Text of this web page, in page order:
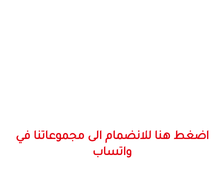
اضغط هنا للانضمام الى مجموعاتنا في
واتساب